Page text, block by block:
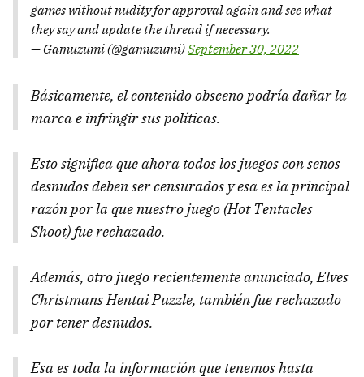
games without nudity for approval again and see what
they say and update the thread if necessary.
— Gamuzumi (@gamuzumi)September 30, 2022
Básicamente, el contenido obsceno podría dañar la
marca e infringir sus políticas.
Esto significa que ahora todos los juegos con senos
desnudos deben ser censurados y esa es la principal
razón por la que nuestro juego (Hot Tentacles
Shoot) fue rechazado.
Además, otro juego recientemente anunciado, Elves
Christmans Hentai Puzzle, también fue rechazado
por tener desnudos.
Esa es toda la información que tenemos hasta